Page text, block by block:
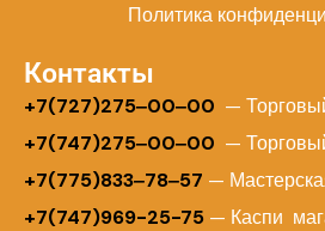
Политика
Контакты
+7(727)275‒00‒00 —
+7(747)275‒00‒00 —
+7(775)833‒78‒57 —
+7(747)969-25-75 — Каспи